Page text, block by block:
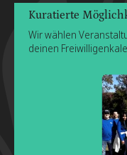
Kuratierte
Wir wählen
deinen